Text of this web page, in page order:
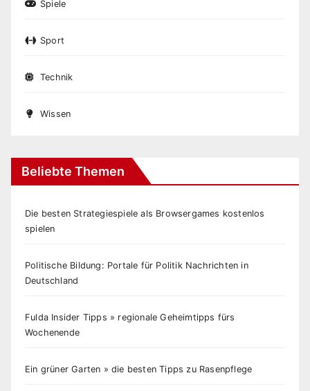
Spiele
Sport
Technik
Wissen
Beliebte Themen
Die besten Strategiespiele als Browsergames kostenlos
spielen
Politische Bildung: Portale für Politik Nachrichten in
Deutschland
Fulda Insider Tipps » regionale Geheimtipps fürs
Wochenende
Ein grüner Garten » die besten Tipps zu Rasenpflege